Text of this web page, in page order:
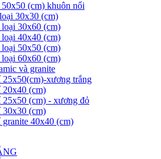
(cm) khuôn nổi
30x30 (cm)
30x60 (cm)
40x40 (cm)
50x50 (cm)
60x60 (cm)
và granite
25x50(cm)-xương trắng
20x40 (cm)
25x50 (cm) - xương đỏ
30x30 (cm)
granite 40x40 (cm)